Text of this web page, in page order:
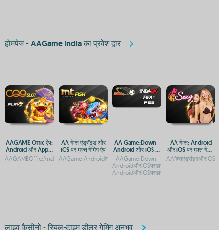
होमपेज - AAGame India का प्रवेश द्वार
AAGAME Offic ऐप:
Android और Apple
डाउनलोड गाइड
AAGAMEOffic:AndroidऔरiOSकेलिएऐपडाउनलोडगाइड
AA गेम्स एंड्रॉइड और
iOS पर मुफ्त गेमिंग ऐप
AA Game:Down -
Android और iOS पर
डाउनलोड करें
AAGame:Down-
AndroidऔरiOSपरडाउनलोडऔरएक्सेसगा
AA गेम्स: Android
और iOS पर मुफ्त गेमिंग
एप्स
लाइव कैसीनो - रियल-टाइम डीलर गेमिंग अनुभव